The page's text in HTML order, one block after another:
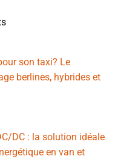
son taxi? Le
berlines, hybrides et
DC : la solution idéale
en van et